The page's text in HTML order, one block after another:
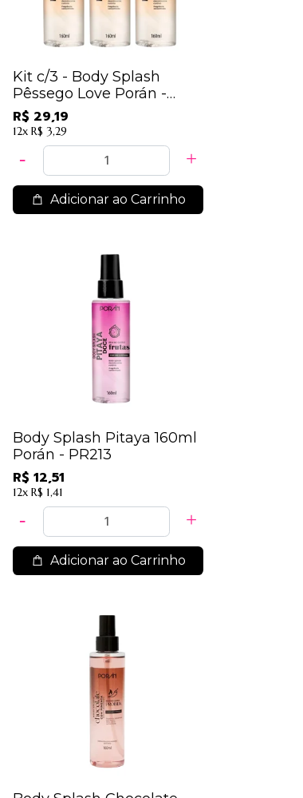
Kit c/3 - Body Splash
Pêssego Love Porán -
PR233
R$ 29,19
12x R$ 3,29
Adicionar ao Carrinho
Body Splash Pitaya 160ml
Porán - PR213
R$ 12,51
12x R$ 1,41
Adicionar ao Carrinho